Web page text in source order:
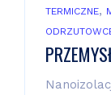
TERMICZNE,